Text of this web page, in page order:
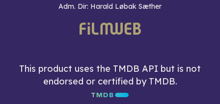
Adm. Dir: Harald Løbak Sæther
This product uses the TMDB API but is not
endorsed or certified by TMDB.